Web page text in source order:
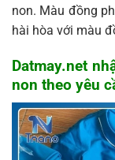
non. Màu đồng
hài hòa với màu
Datmay.net
non theo yêu